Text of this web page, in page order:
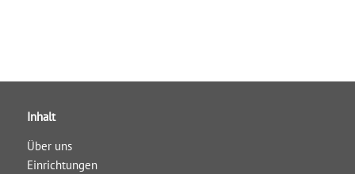
Inhalt
Über uns
Einrichtungen